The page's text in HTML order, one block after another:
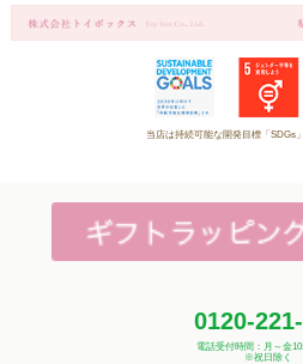
当店は持続可能な開発目標「SDGs
0120-
電話受付時間：月～金
※祝日除く